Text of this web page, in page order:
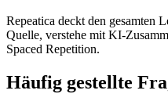
Repeatica deckt den gesamten
Quelle, verstehe mit KI-
Spaced Repetition.
Häufig gestellte